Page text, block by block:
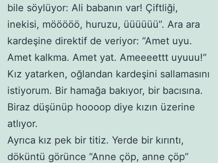
bile söylüyor: Ali babanın var! Çiftliği,
inekisi, mööööö, huruzu, üüüüüü”. Ara ara
kardeşine direktif de veriyor: “Amet uyu.
Amet kalkma. Amet yat. Ameeeettt uyuuu!”
Kız yatarken, oğlandan kardeşini sallamasını
istiyorum. Bir hamağa bakıyor, bir bacısına.
Biraz düşünüp hoooop diye kızın üzerine
atlıyor.
Ayrıca kız pek bir titiz. Yerde bir kırıntı,
döküntü görünce “Anne çöp, anne çöp”